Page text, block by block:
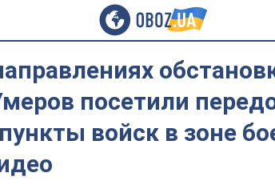
посетили
войск в зоне